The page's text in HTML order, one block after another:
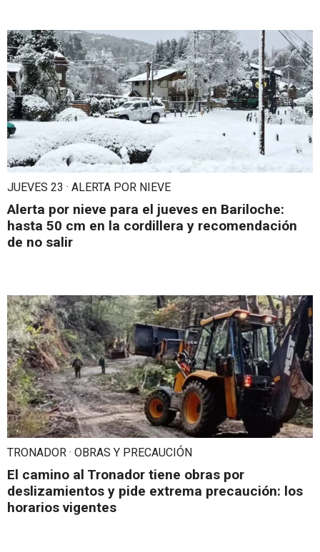
JUEVES 23 · ALERTA POR NIEVE
Alerta por nieve para el jueves en Bariloche:
hasta 50 cm en la cordillera y recomendación
de no salir
TRONADOR · OBRAS Y PRECAUCIÓN
El camino al Tronador tiene obras por
deslizamientos y pide extrema precaución: los
horarios vigentes